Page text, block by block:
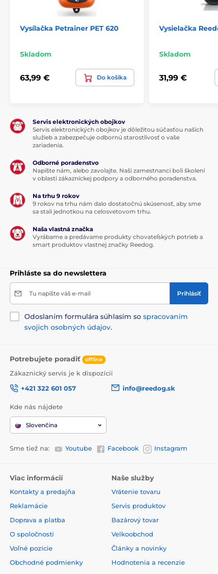
Vysílačka Petrainer PET 620
Skladom
63,99 € Do košíka
Vysielačka
Skladom
31,99 €
Servis elektronických obojkov
Servis elektronických obojkov je dôležitou súčasťou našich
služieb a zabezpečuje odbornú starostlivosť o vaše
zariadenia.
Odborné poradenstvo
Napíšte nám, alebo zavolajte. Naši zamestnanci boli školení
v oblasti zákazníckej podpory a odborného poradenstva.
Na trhu 9 rokov
9 rokov na trhu nám dalo dostatočnú skúsenosť, aby sme
sa stali jednotkou na celosvetovom trhu.
Naša vlastná značka
Vyrábame a predávame produkty chovateľských potrieb a
smart produktov vlastnej značky Reedog.
Prihláste sa do newslettera
Tu napíšte váš e-mail Prihlásiť
Odoslaním formulára súhlasím so spracovaním
svojich osobných údajov.
Potrebujete poradiť offline
Zákaznický servis je k dispozícii
+421 322 601 057
info@reedog.sk
Kde nás nájdete
Slovenčina
Sme tiež na: Youtube Facebook Instagram
Viac informácií
Kontakty a predajňa
Reklamácie
Doprava a platba
O spoločnosti
Voľné pozície
Obchodné podmienky
Naše služby
Vrátenie tovaru
Servis produktov
Bazárový tovar
Velkoobchod
Články a novinky
Hodnotenia a recenzie